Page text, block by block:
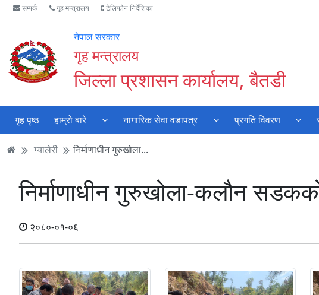
Accessibility
Mode
गर्नुहोस्
मुख्य
सामाग्री
मुख्य
नेभिगेसन
वेबसाइट
खोजमा
सम्पर्क गृह मन्त्रालय टेलिफोन निर्देशिका
नेपाल सरकार
गृह मन्त्रालय
जिल्ला प्रशासन कार्यालय, बैतडी
गृह पृष्ठ हाम्रो बारे नागारिक सेवा वडापत्र प्रगति विवरण
ग्यालेरी निर्माणाधीन गुरुखोला...
निर्माणाधीन गुरुखोला-कलौन
२०८०-०१-०६